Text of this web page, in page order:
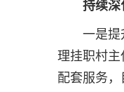
持续深
一是提
理挂职村
配套服务